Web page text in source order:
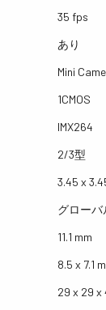
35 fps
あり
Mini
1CMOS
IMX264
2/3型
3.45 x
グローバ
11.1 mm
8.5 x 7.1
29 x 29 x